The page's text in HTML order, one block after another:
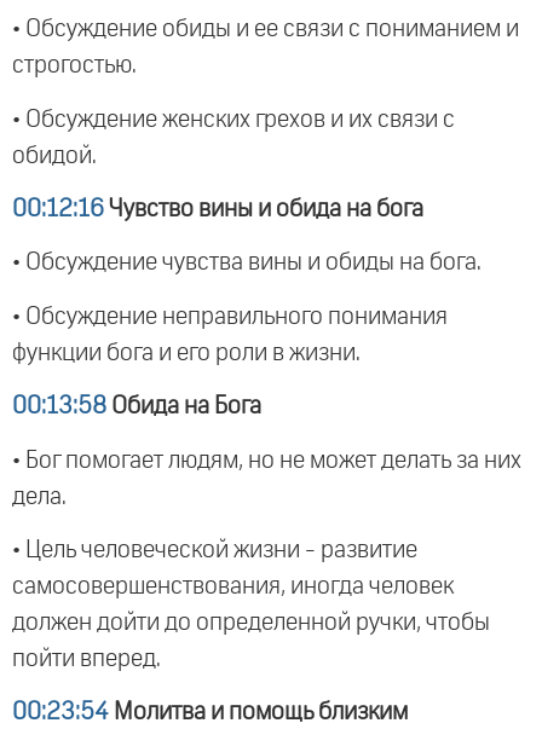
• Обсуждение обиды и ее связи с пониманием и
строгостью.
• Обсуждение женских грехов и их связи с
обидой.
00:12:16 Чувство вины и обида на бога
• Обсуждение чувства вины и обиды на бога.
• Обсуждение неправильного понимания
функции бога и его роли в жизни.
00:13:58 Обида на Бога
• Бог помогает людям, но не может делать за них
дела.
• Цель человеческой жизни - развитие
самосовершенствования, иногда человек
должен дойти до определенной ручки, чтобы
пойти вперед.
00:23:54 Молитва и помощь близким